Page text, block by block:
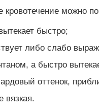
кровотечение
быстро;
либо слабо
а быстро
оттенок,
вязкая.